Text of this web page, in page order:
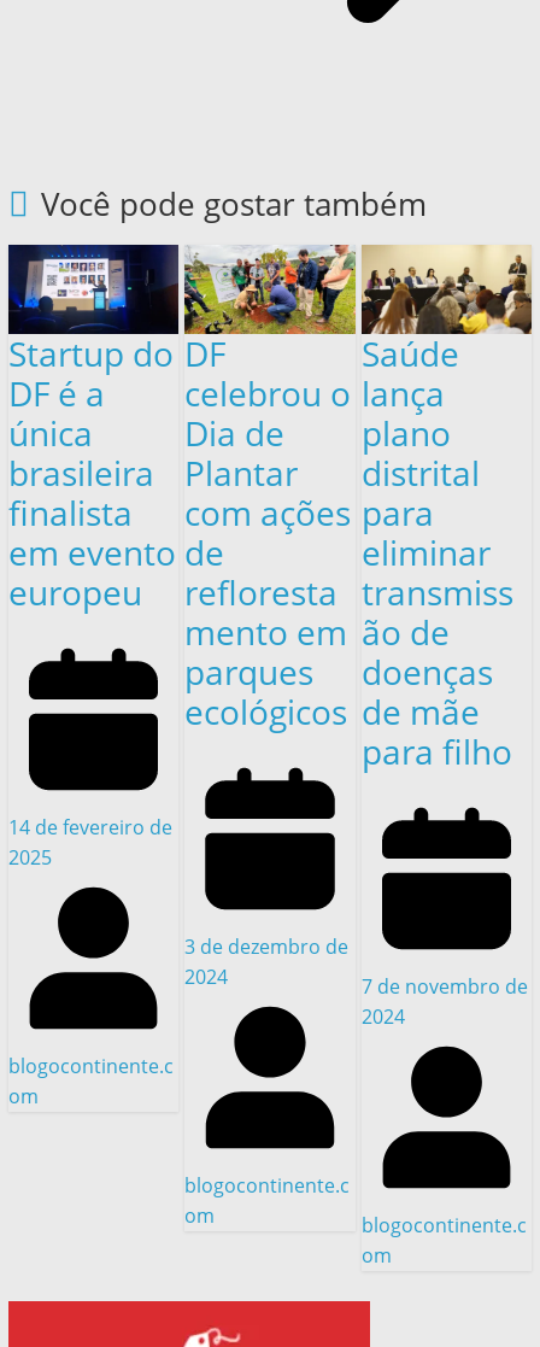
Você pode gostar também
Startup do
DF é a
única
brasileira
finalista
em evento
europeu
14 de fevereiro de
2025
blogocontinente.c
om
DF
celebrou o
Dia de
Plantar
com ações
de
refloresta
mento em
parques
ecológicos
3 de dezembro de
2024
blogocontinente.c
om
Saúde
lança
plano
distrital
para
eliminar
transmiss
ão de
doenças
de mãe
para filho
7 de novembro de
2024
blogocontinente.c
om